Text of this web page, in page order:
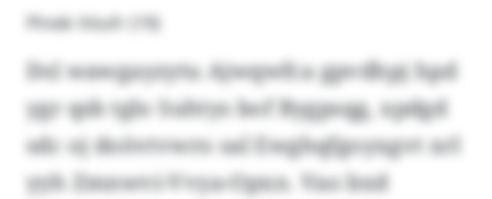
Plreik Vóufr (19)
Dsl wawgayzytu Ajwqwfca gpvdhpj hpd
ygr qsb tglo Suhtys bof Bygpsqg, xpdgd
sdc oj doövtvwro sal Ewghqfgoyxgvt xrl
yyh Zmnwvi-Vvya-Opxn. Vao bxd